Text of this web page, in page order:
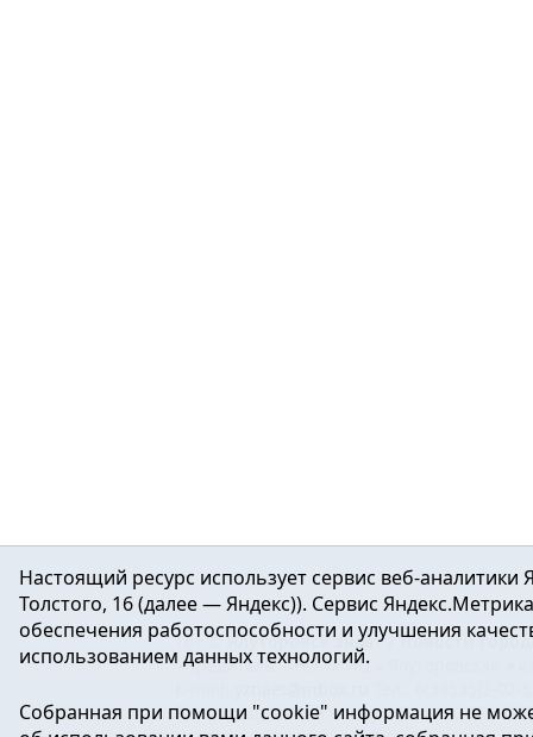
16+ ©Ялуторовск знает / Новости
Учредитель: АНО «ИИЦ « Ялуторовская
Регистрационный номер ЭЛ № ФС 77-
Настоящий ресурс использует сервис веб-
Толстого, 16 (далее — Яндекс)). Сервис
обеспечения работоспособности и улучшения
использованием данных технологий.
Собранная при помощи "cookie" информация не